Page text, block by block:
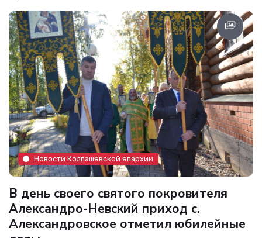
Новости Колпашевской епархии
В день своего святого покровителя
Александро-Невский приход с.
Александровское отметил юбилейные